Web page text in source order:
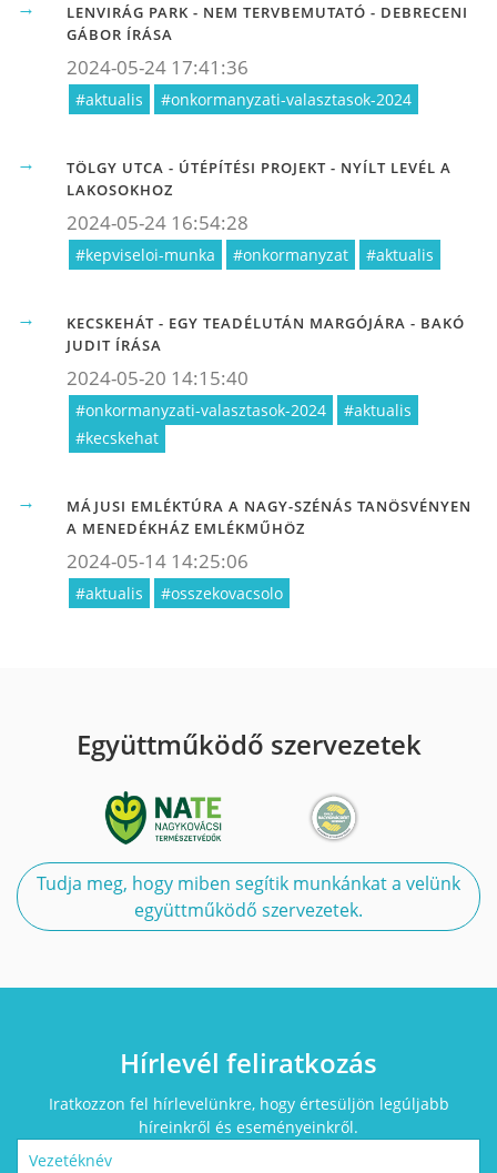
LENVIRÁG PARK - NEM TERVBEMUTATÓ - DEBRECENI
GÁBOR ÍRÁSA
#aktualis #onkormanyzati-valasztasok-2024
2024-05-24 17:41:36
TÖLGY UTCA - ÚTÉPÍTÉSI PROJEKT - NYÍLT LEVÉL A
LAKOSOKHOZ
#kepviseloi-munka #onkormanyzat #aktualis
2024-05-24 16:54:28
KECSKEHÁT - EGY TEADÉLUTÁN MARGÓJÁRA - BAKÓ
JUDIT ÍRÁSA
#onkormanyzati-valasztasok-2024
#aktualis
#kecskehat
2024-05-20 14:15:40
MÁJUSI EMLÉKTÚRA A NAGY-SZÉNÁS TANÖSVÉNYEN
A MENEDÉKHÁZ EMLÉKMŰHÖZ
#aktualis #osszekovacsolo
2024-05-14 14:25:06
Együttműködő szervezetek
Tudja meg, hogy miben segítik munkánkat a velünk
együttműködő szervezetek.
Hírlevél feliratkozás
Iratkozzon fel hírlevelünkre, hogy értesüljön legúljabb
híreinkről és eseményeinkről.